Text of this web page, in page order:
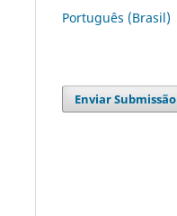
Português (Brasil)
Enviar Submissão